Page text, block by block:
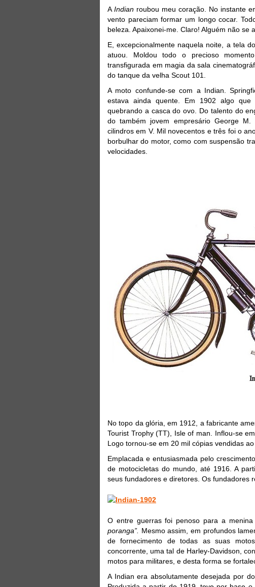
A Indianroubou meu coração. No instante
vento pareciam formar um longo cocar.
beleza. Apaixonei-me. Claro! Alguém não se
E, excepcionalmente naquela noite, a tela
atuou. Moldou todo o precioso
transfigurada em magia da sala
do tanque da velha Scout 101.
A moto confunde-se com a Indian.
estava ainda quente. Em 1902 algo
quebrando a casca do ovo. Do talento do
do também jovem empresário George
cilindros em V. Mil novecentos e três foi o
borbulhar do motor, como com suspensão
velocidades.
No topo da glória, em 1912, a fabricante
Tourist Trophy (TT), Isle of man. Inflou-se
Logo tornou-se em 20 mil cópias vendidas ao
Emplacada e entusiasmada pelo
de motocicletas do mundo, até 1916. A
seus fundadores e diretores. Os fundadores
O entre guerras foi penoso para a
poranga”. Mesmo assim, em profundos
de fornecimento de todas as suas
concorrente, uma tal de Harley-Davidson,
motos para militares, e desta forma se
A Indian era absolutamente desejada por